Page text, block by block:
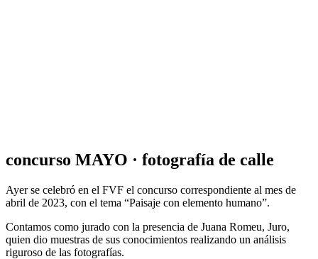
concurso MAYO · fotografía de calle
Ayer se celebró en el FVF el concurso correspondiente al mes de
abril de 2023, con el tema “Paisaje con elemento humano”.
Contamos como jurado con la presencia de Juana Romeu, Juro,
quien dio muestras de sus conocimientos realizando un análisis
riguroso de las fotografías.